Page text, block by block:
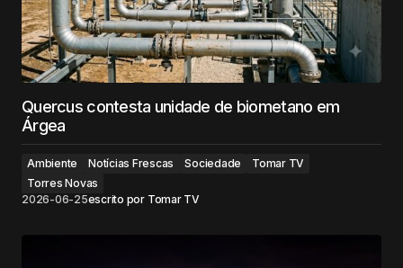
Quercus contesta unidade de biometano em
Árgea
Ambiente Notícias Frescas Sociedade
Tomar TV
Torres Novas
2026-06-25escrito por Tomar TV